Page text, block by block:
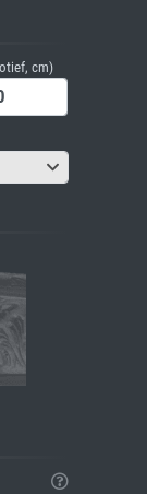
cm)